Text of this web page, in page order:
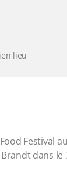
lieu
Festival
dans